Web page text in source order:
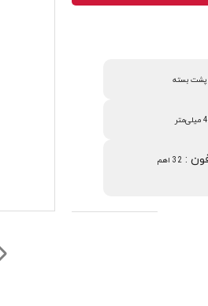
پشت بسته
: 32 اهم